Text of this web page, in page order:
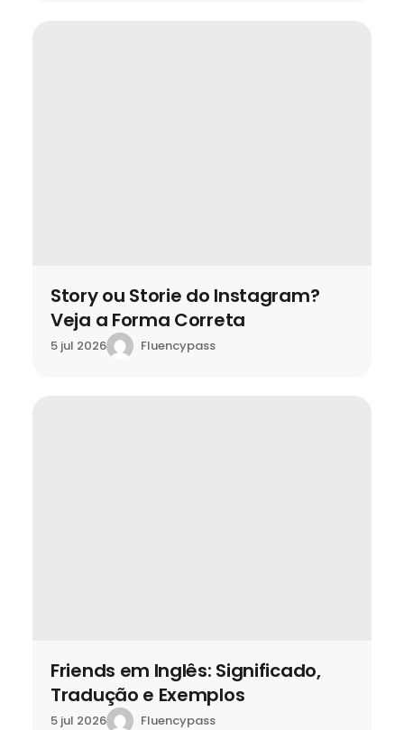
Story ou Storie do Instagram?
Veja a Forma Correta
5 jul 2026 Fluencypass
Friends em Inglês: Significado,
Tradução e Exemplos
5 jul 2026 Fluencypass